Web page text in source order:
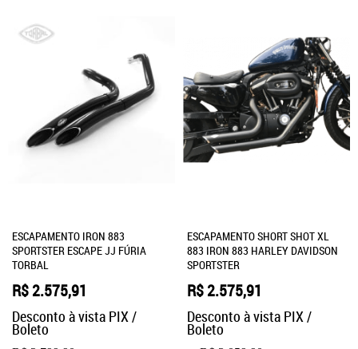
ESCAPAMENTO IRON 883
SPORTSTER ESCAPE JJ FÚRIA
TORBAL
R$ 2.575,91
Desconto à vista PIX /
Boleto
ESCAPAMENTO SHORT SHOT XL
883 IRON 883 HARLEY DAVIDSON
SPORTSTER
R$ 2.575,91
Desconto à vista PIX /
Boleto